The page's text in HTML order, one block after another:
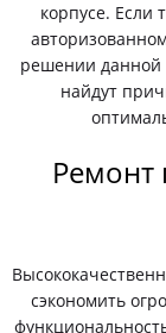
корпусе. Если
решении данной
найдут
Ремонт
сэкономить